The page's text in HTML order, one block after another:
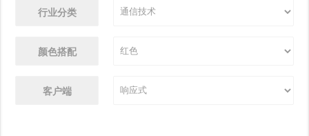
行业分类
颜色搭配
客户端